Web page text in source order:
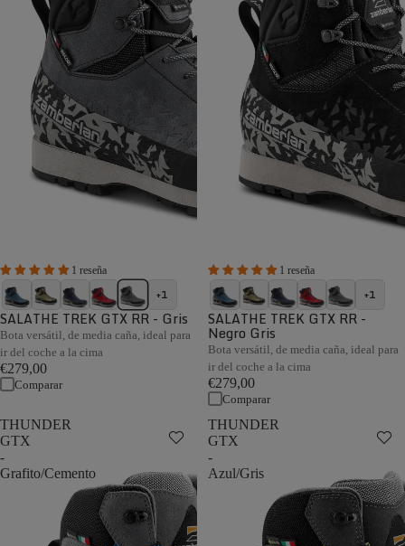
1 reseña
+1
SALATHE TREK GTX RR - Gris
Bota versátil, de media caña, ideal para
ir del coche a la cima
€279,00
Comparar
1 reseña
+1
SALATHE TREK GTX RR -
Negro Gris
Bota versátil, de media caña, ideal para
ir del coche a la cima
€279,00
Comparar
THUNDER
GTX
-
Grafito/Cemento
THUNDER
GTX
-
Azul/Gris